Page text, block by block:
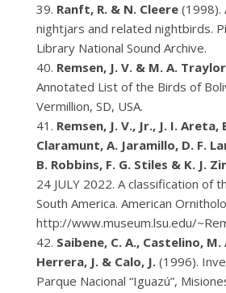
Ranft, R. & N. Cleere (1998).
nightjars and related nightbirds.
Library National Sound Archive.
Remsen, J. V. & M. A. Traylor
Annotated List of the Birds of
Vermillion, SD, USA.
Remsen, J. V., Jr., J. I. Areta,
Claramunt, A. Jaramillo, D. F.
B. Robbins, F. G. Stiles & K. J.
24 JULY 2022. A classification of
South America. American
http://www.museum.lsu.edu/
Saibene, C. A., Castelino, M.
Herrera, J. & Calo, J. (1996).
Parque Nacional “Iguazú”,